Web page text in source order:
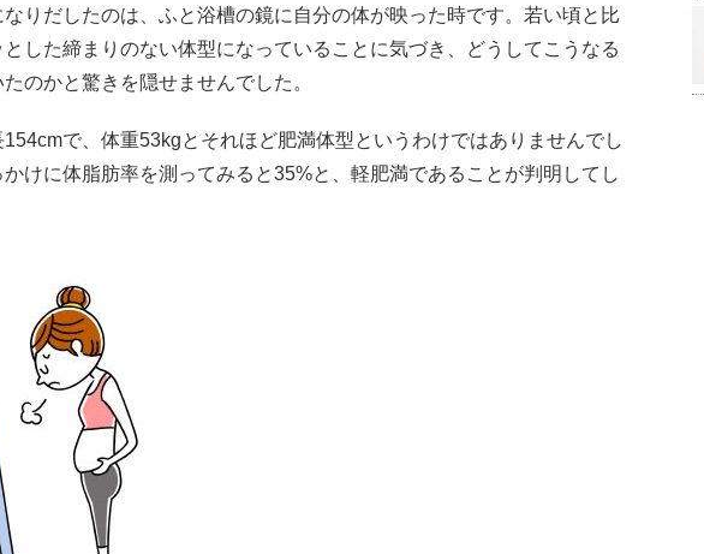
りだしたのは、ふと浴槽の鏡に自分の体が映った時です。若い頃と比
した締まりのない体型になっていることに気づき、どうしてこうなる
のかと驚きを隠せませんでした。
で、体重53kgとそれほど肥満体型というわけではありませんでし
けに体脂肪率を測ってみると35%と、軽肥満であることが判明してし